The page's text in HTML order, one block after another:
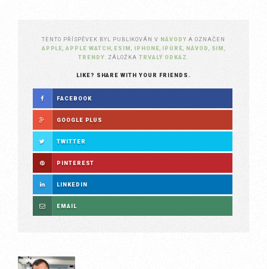
TENTO PŘÍSPĚVEK BYL PUBLIKOVÁN V NÁVODY A OZNAČEN
APPLE ,APPLE WATCH ESIM IPHONE IPURE NÁVOD SIM
TRENDY . ZÁLOŽKA TRVALÝ ODKAZ
LIKE? SHARE WITH YOUR FRIENDS.
FACEBOOK
GOOGLE PLUS
TWITTER
PINTEREST
LINKEDIN
EMAIL